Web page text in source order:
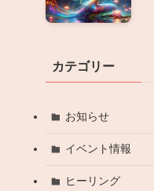
カテゴリー
お知らせ
イベント情報
ヒーリング